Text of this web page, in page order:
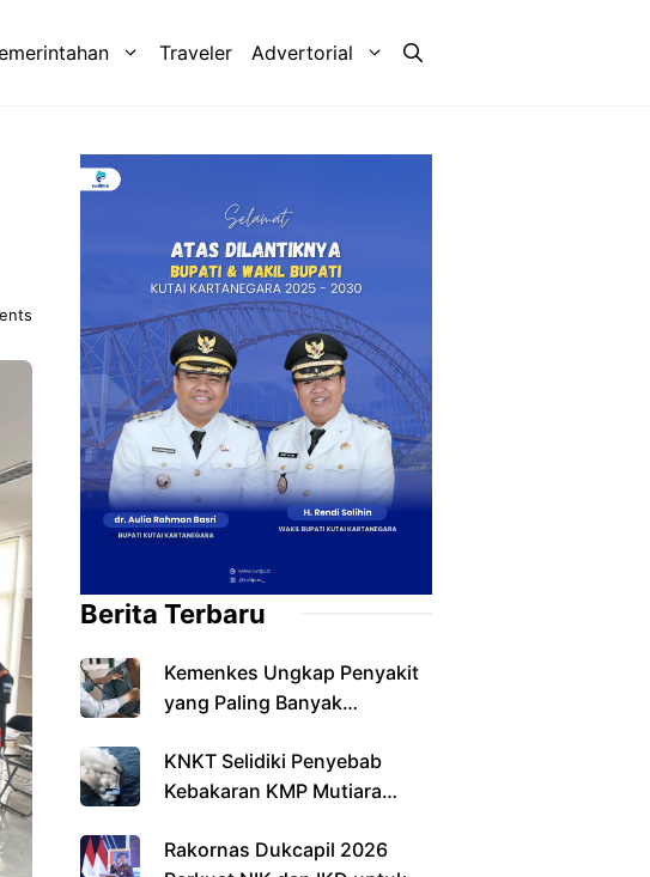
Traveler Advertorial
Berita Terbaru
Kemenkes Ungkap Penyakit
yang Paling Banyak
Indonesia
KNKT Selidiki Penyebab
Kebakaran KMP Mutiara
Resmi Berakhir
Rakornas Dukcapil 2026